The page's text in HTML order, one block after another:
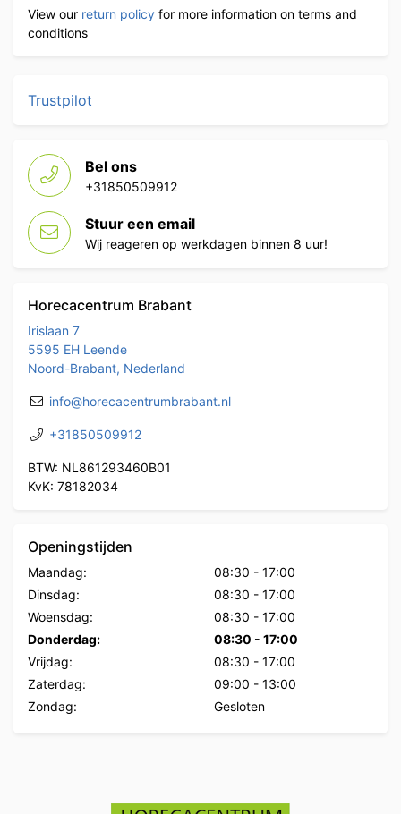
View our return policy for more information on terms and
conditions
Trustpilot
Bel ons
+31850509912
Stuur een email
Wij reageren op werkdagen binnen 8 uur!
Horecacentrum Brabant
Irislaan 7
5595 EH Leende
Noord-Brabant, Nederland
info@horecacentrumbrabant.nl
+31850509912
BTW: NL861293460B01
KvK: 78182034
Openingstijden
Maandag: 08:30 - 17:00
Dinsdag:
08:30 - 17:00
Woensdag:
08:30 - 17:00
Donderdag:
08:30 - 17:00
Vrijdag:
08:30 - 17:00
Zaterdag:
09:00 - 13:00
Zondag:
Gesloten